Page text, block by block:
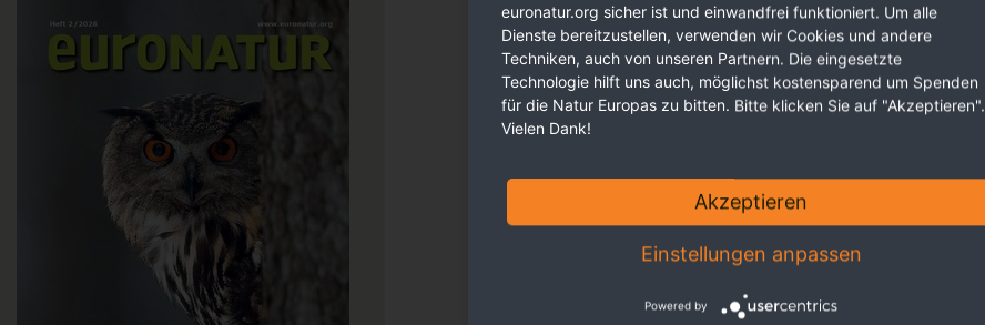
euronatur.org sicher ist und einwandfrei funktioniert. Um alle
Dienste bereitzustellen, verwenden wir Cookies und andere
Techniken, auch von unseren Partnern. Die eingesetzte
Technologie hilft uns auch, möglichst kostensparend um Spenden
für die Natur Europas zu bitten. Bitte klicken Sie auf "Akzeptieren".
Vielen Dank!
Akzeptieren
Einstellungen anpassen
Powered by